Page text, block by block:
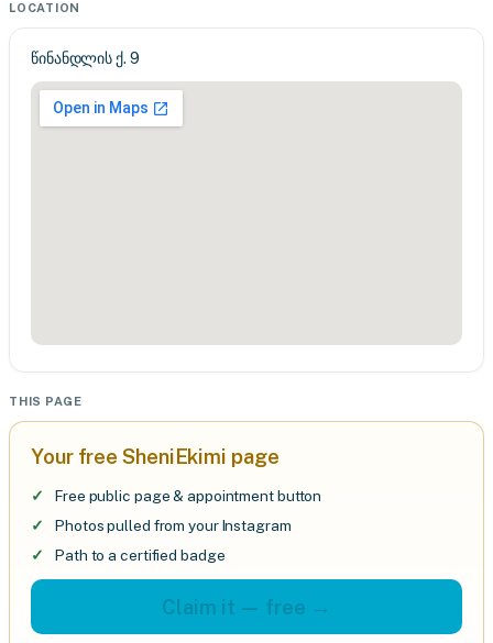
LOCATION
წინანდლის ქ. 9
THIS PAGE
Your free SheniEkimi page
Free public page & appointment button
Photos pulled from your Instagram
Path to a certified badge
Claim it — free →